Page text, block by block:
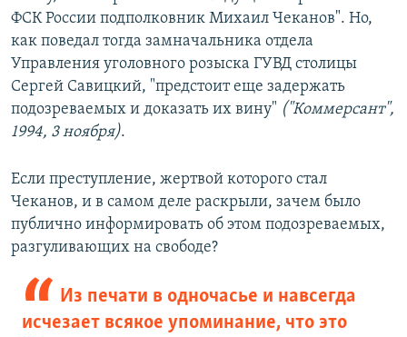
ФСК России подполковник Михаил Чеканов". Но,
как поведал тогда замначальника отдела
Управления уголовного розыска ГУВД столицы
Сергей Савицкий, "предстоит еще задержать
подозреваемых и доказать их вину" ("Коммерсант",
1994, 3 ноября).
Если преступление, жертвой которого стал
Чеканов, и в самом деле раскрыли, зачем было
публично информировать об этом подозреваемых,
разгуливающих на свободе?
Из печати в одночасье и навсегда
исчезает всякое упоминание, что это